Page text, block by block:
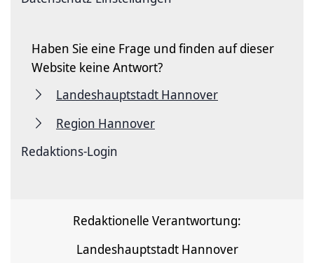
Haben Sie eine Frage und finden auf dieser
Website keine Antwort?
Landeshauptstadt Hannover
Region Hannover
Redaktions-Login
Redaktionelle Verantwortung:
Landeshauptstadt Hannover